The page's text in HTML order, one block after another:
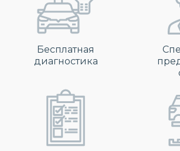
Бесплатная
диагностика